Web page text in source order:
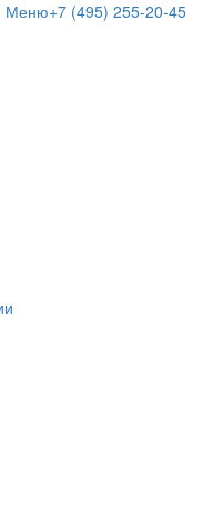
+7 (495) 255-20-45
Меню